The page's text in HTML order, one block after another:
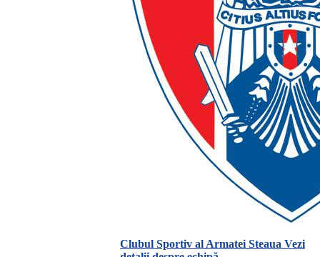
Clubul Sportiv al Armatei Steaua Vezi